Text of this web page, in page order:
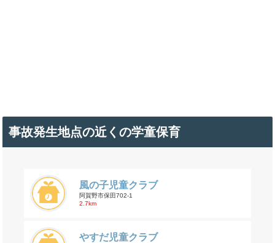
事故発生地点の近くの学童保育
風の子児童クラブ
阿賀野市保田702-1
2.7km
やすだ児童クラブ